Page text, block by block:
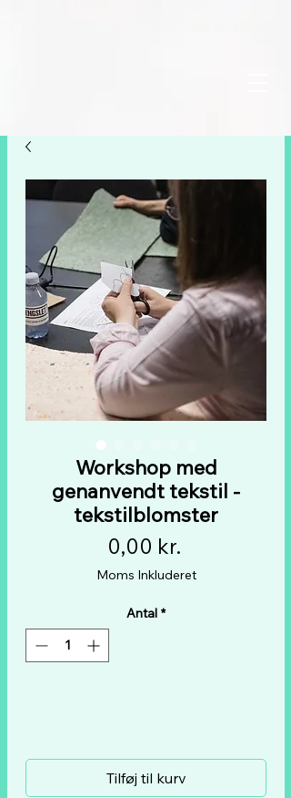
Workshop med
genanvendt tekstil -
tekstilblomster
0,00 kr.Pris
Moms Inkluderet
Antal *
Tilføj til kurv